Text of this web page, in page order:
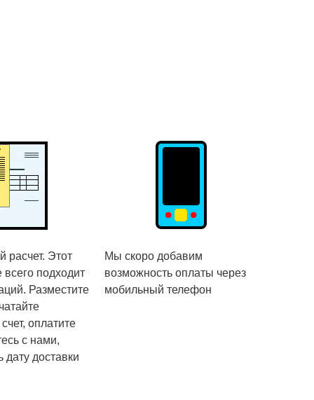
расчет. Этот
подходит
Разместите
оплатите
с нами,
дату доставки
Мы скоро добавим
возможность оплаты через
мобильный телефон